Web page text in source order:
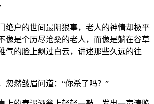
绝户的世间最阴狠事，老人的神情却极平
像是个历尽沧桑的老人，而像是躺在谷草
气的脸上飘过白云，讲述那些久远的往
忽然皱眉问道：“你杀了吗？”